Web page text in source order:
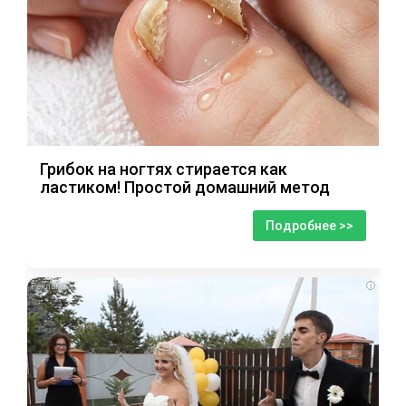
Грибок на ногтях стирается как
ластиком! Простой домашний метод
Подробнее >>
i